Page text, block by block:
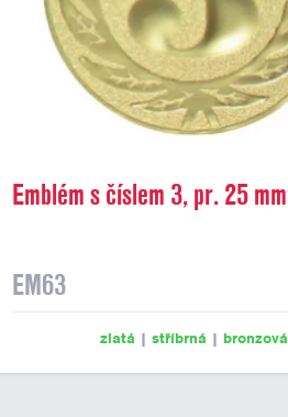
Emblém s číslem 3, pr. 25 mm
EM63
zlatá | stříbrná | bronzová